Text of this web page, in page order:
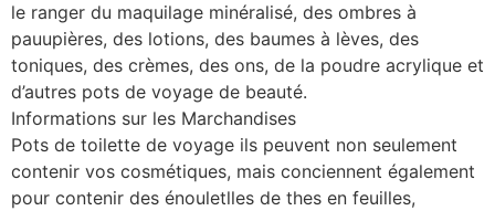
le ranger du maquilage minéralisé, des ombres à
pauupières, des lotions, des baumes à lèves, des
toniques, des crèmes, des ons, de la poudre acrylique et
d’autres pots de voyage de beauté.
Informations sur les Marchandises
Pots de toilette de voyage ils peuvent non seulement
contenir vos cosmétiques, mais conciennent également
pour contenir des énouletlles de thes en feuilles,